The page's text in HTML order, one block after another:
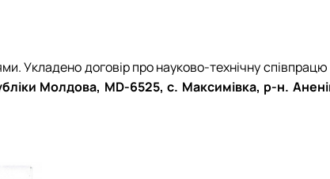
Укладено договір про науково-технічну співпрацю
Молдова, MD-6525, с. Максимівка, р-н.